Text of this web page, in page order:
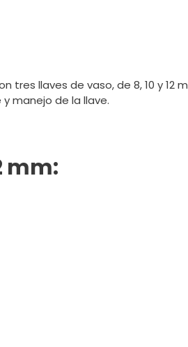
tres llaves de vaso, de 8, 10 y 12
manejo de la llave.
mm: